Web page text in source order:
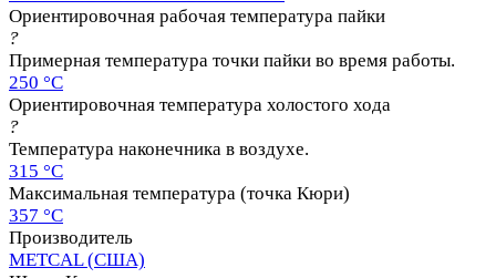
Ориентировочная рабочая температура пайки
?
Примерная температура точки пайки во время работы.
250 °C
Ориентировочная температура холостого хода
?
Температура наконечника в воздухе.
315 °C
Максимальная температура (точка Кюри)
357 °C
Производитель
METCAL (США)